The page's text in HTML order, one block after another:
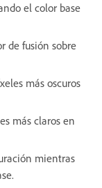
el color base
de fusión sobre
más oscuros
más claros en
mientras